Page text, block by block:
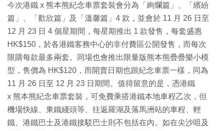
今次港鐵 x 熊本熊紀念車票套裝會分為「絢爛篇」、「繽紛
篇」、「歡欣篇」及「溫馨篇」4 款，並會於 11 月 26 日至
12 月 23 日 4 個星期間，每星期推出 1 款發售，每套盛惠
HK$150，於各港鐵客務中心的非付費區公開發售，而每次
限購每款最多兩套。同場也會推出限量版熊本熊疊疊樂小模
型，售價為 HK$120，而開賣日期也跟紀念車票一樣，同為
11 月 26 日至 12 月 23 日期間。值得留意的是，憑港鐵
x 熊本熊紀念車票套裝，可免費乘搭港鐵本地車程乙次，但
機場快線、東鐵綫頭等、往返羅湖及落馬洲站的車程、輕
鐵、港鐵巴士及港鐵接駁巴士則不包括在內。如在尖沙咀及